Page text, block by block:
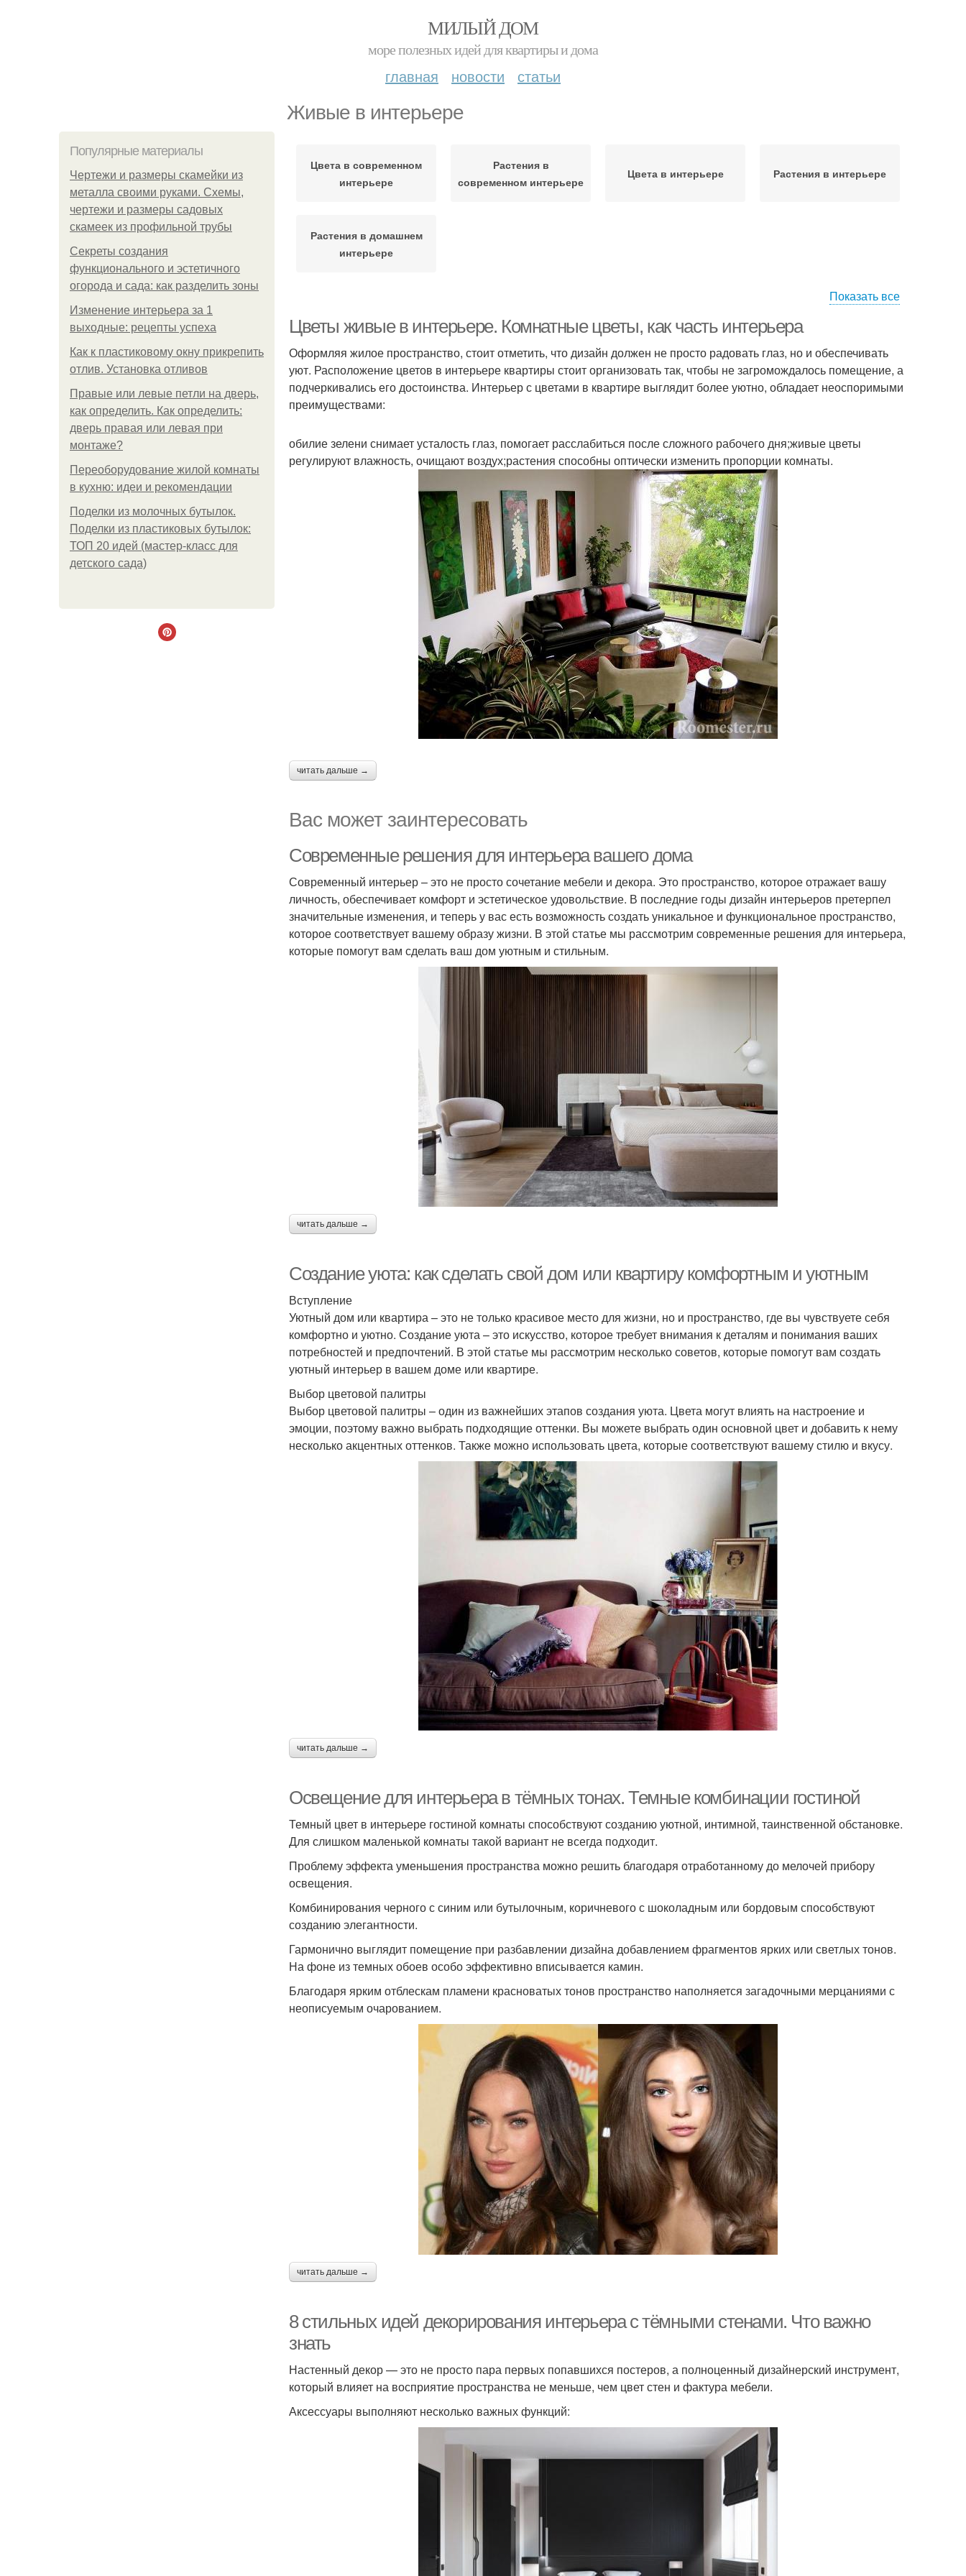
МИЛЫЙ ДОМ
море полезных идей для квартиры и дома
главная новости статьи
Живые в интерьере
Популярные материалы
Чертежи и размеры скамейки из
металла своими руками. Схемы,
чертежи и размеры садовых
скамеек из профильной трубы
Секреты создания
функционального и эстетичного
огорода и сада: как разделить зоны
Изменение интерьера за 1
выходные: рецепты успеха
Как к пластиковому окну прикрепить
отлив. Установка отливов
Правые или левые петли на дверь,
как определить. Как определить:
дверь правая или левая при
монтаже?
Переоборудование жилой комнаты
в кухню: идеи и рекомендации
Поделки из молочных бутылок.
Поделки из пластиковых бутылок:
ТОП 20 идей (мастер-класс для
детского сада)
Цвета в современном
интерьере
Растения в
современном интерьере
Цвета в интерьере Растения в интерьере
Растения в домашнем
интерьере
Показать все
Цветы живые в интерьере. Комнатные цветы, как часть интерьера
Оформляя жилое пространство, стоит отметить, что дизайн должен не просто радовать глаз, но и обеспечивать
уют. Расположение цветов в интерьере квартиры стоит организовать так, чтобы не загромождалось помещение, а
подчеркивались его достоинства. Интерьер с цветами в квартире выглядит более уютно, обладает неоспоримыми
преимуществами:
обилие зелени снимает усталость глаз, помогает расслабиться после сложного рабочего дня;живые цветы
регулируют влажность, очищают воздух;растения способны оптически изменить пропорции комнаты.
читать дальше →
Вас может заинтересовать
Современные решения для интерьера вашего дома
Современный интерьер – это не просто сочетание мебели и декора. Это пространство, которое отражает вашу
личность, обеспечивает комфорт и эстетическое удовольствие. В последние годы дизайн интерьеров претерпел
значительные изменения, и теперь у вас есть возможность создать уникальное и функциональное пространство,
которое соответствует вашему образу жизни. В этой статье мы рассмотрим современные решения для интерьера,
которые помогут вам сделать ваш дом уютным и стильным.
читать дальше →
Создание уюта: как сделать свой дом или квартиру комфортным и уютным
Вступление
Уютный дом или квартира – это не только красивое место для жизни, но и пространство, где вы чувствуете себя
комфортно и уютно. Создание уюта – это искусство, которое требует внимания к деталям и понимания ваших
потребностей и предпочтений. В этой статье мы рассмотрим несколько советов, которые помогут вам создать
уютный интерьер в вашем доме или квартире.
Выбор цветовой палитры
Выбор цветовой палитры – один из важнейших этапов создания уюта. Цвета могут влиять на настроение и
эмоции, поэтому важно выбрать подходящие оттенки. Вы можете выбрать один основной цвет и добавить к нему
несколько акцентных оттенков. Также можно использовать цвета, которые соответствуют вашему стилю и вкусу.
читать дальше →
Освещение для интерьера в тёмных тонах. Темные комбинации гостиной
Темный цвет в интерьере гостиной комнаты способствуют созданию уютной, интимной, таинственной обстановке.
Для слишком маленькой комнаты такой вариант не всегда подходит.
Проблему эффекта уменьшения пространства можно решить благодаря отработанному до мелочей прибору
освещения.
Комбинирования черного с синим или бутылочным, коричневого с шоколадным или бордовым способствуют
созданию элегантности.
Гармонично выглядит помещение при разбавлении дизайна добавлением фрагментов ярких или светлых тонов.
На фоне из темных обоев особо эффективно вписывается камин.
Благодаря ярким отблескам пламени красноватых тонов пространство наполняется загадочными мерцаниями с
неописуемым очарованием.
читать дальше →
8 стильных идей декорирования интерьера с тёмными стенами. Что важно
знать
Настенный декор — это не просто пара первых попавшихся постеров, а полноценный дизайнерский инструмент,
который влияет на восприятие пространства не меньше, чем цвет стен и фактура мебели.
Аксессуары выполняют несколько важных функций: